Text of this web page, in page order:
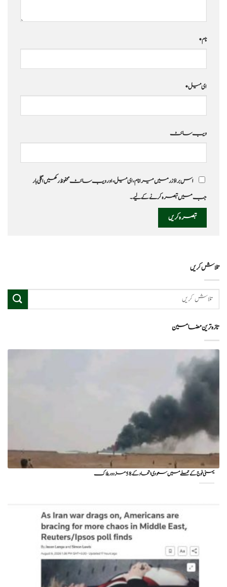
نام*
ای میل*
ویب‌ سائٹ
اس براؤزر میں میرا نام، ای میل، اور ویب سائٹ محفوظ رکھیں اگلی بار
جب میں تبصرہ کرنے کےلیے۔
تلاش کریں
تازہ ترین مضامین
یمنی فوج کے حملے میں سعودی اتحاد کے 58 مزدور ہلاک